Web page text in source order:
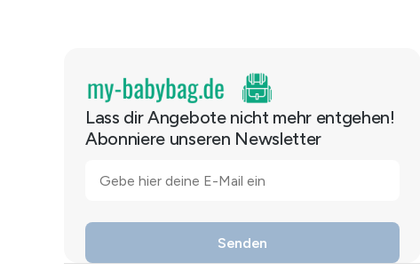
Lass dir Angebote nicht mehr entgehen!
Abonniere unseren Newsletter